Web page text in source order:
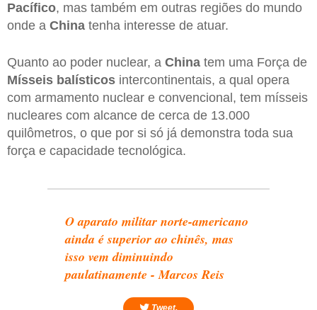
Pacífico, mas também em outras regiões do mundo
onde a China tenha interesse de atuar.
Quanto ao poder nuclear, a China tem uma Força de
Mísseis balísticos intercontinentais, a qual opera
com armamento nuclear e convencional, tem mísseis
nucleares com alcance de cerca de 13.000
quilômetros, o que por si só já demonstra toda sua
força e capacidade tecnológica.
O aparato militar norte-americano
ainda é superior ao chinês, mas
isso vem diminuindo
paulatinamente - Marcos Reis
Tweet.